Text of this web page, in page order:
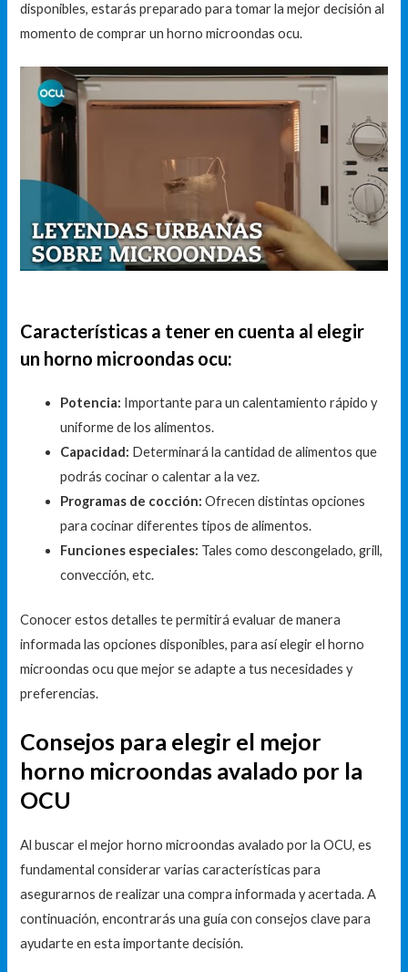
disponibles, estarás preparado para tomar la mejor decisión al
momento de comprar un horno microondas ocu.
Características a tener en cuenta al elegir
un horno microondas ocu:
Potencia: Importante para un calentamiento rápido y
uniforme de los alimentos.
Capacidad: Determinará la cantidad de alimentos que
podrás cocinar o calentar a la vez.
Programas de cocción: Ofrecen distintas opciones
para cocinar diferentes tipos de alimentos.
Funciones especiales: Tales como descongelado, grill,
convección, etc.
Conocer estos detalles te permitirá evaluar de manera
informada las opciones disponibles, para así elegir el horno
microondas ocu que mejor se adapte a tus necesidades y
preferencias.
Consejos para elegir el mejor
horno microondas avalado por la
OCU
Al buscar el mejor horno microondas avalado por la OCU, es
fundamental considerar varias características para
asegurarnos de realizar una compra informada y acertada. A
continuación, encontrarás una guía con consejos clave para
ayudarte en esta importante decisión.